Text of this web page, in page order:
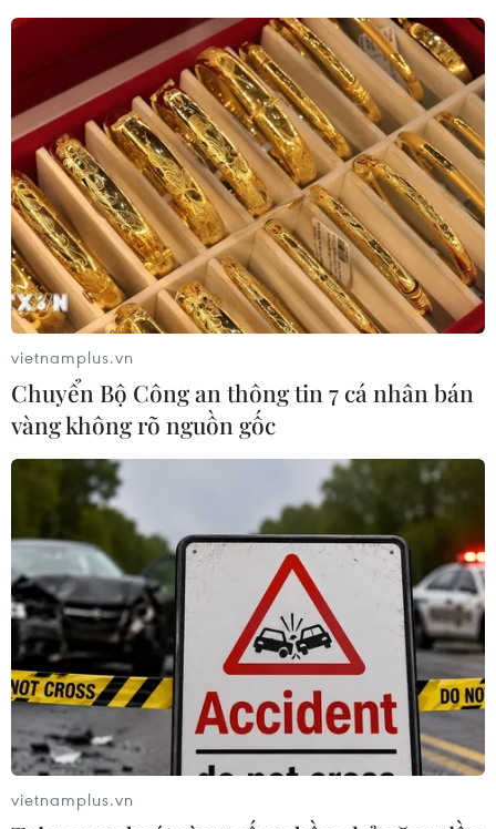
vietnamplus.vn
Chuyển Bộ Công an thông tin 7 cá nhân bán
vàng không rõ nguồn gốc
vietnamplus.vn